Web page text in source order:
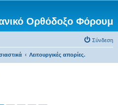
Ορθόδοξο Φόρουμ
Σύνδεση
Λειτουργικές απορίες.